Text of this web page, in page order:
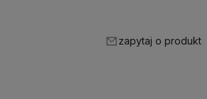
zapytaj o produkt